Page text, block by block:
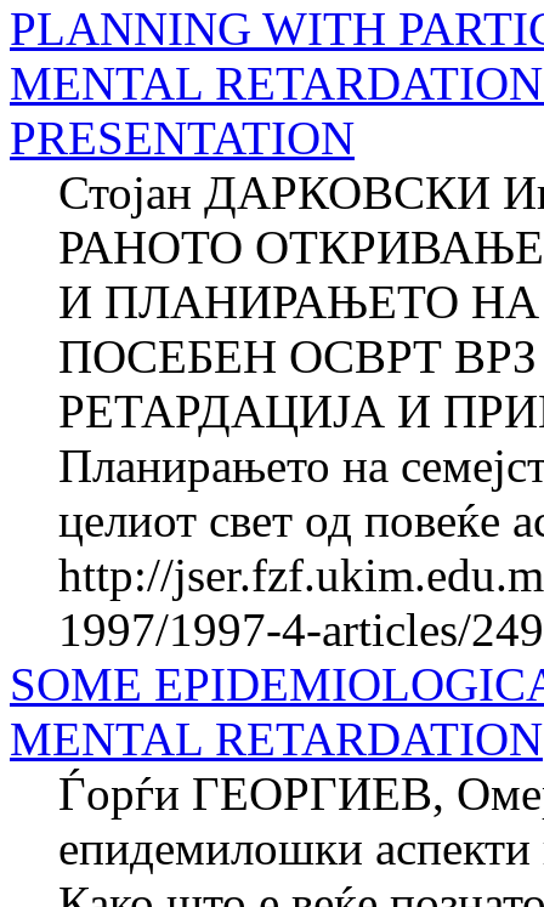
PLANNING WITH
MENTAL
PRESENTATION
Стојан ДАРКОВСКИ
РАНОТО
И ПЛАНИРАЊЕТО
ПОСЕБЕН ОСВРТ
РЕТАРДАЦИЈА И
Планирањето на
целиот свет од повеќе
http://
1997/1997-4-articles/
SOME
MENTAL RETARDATION
Ѓорѓи ГЕОРГИЕВ,
епидемилошки аспекти